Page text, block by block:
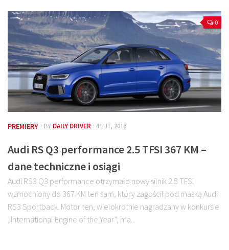
0
PREMIERY · BY DAILY DRIVER · 4 LUT, 2016
Audi RS Q3 performance 2.5 TFSI 367 KM –
dane techniczne i osiągi
Audi RS3 Q3 performance otrzymało nowy silnik 2.5 TFSI
wzmocniony do 367 KM ten sam, który zagościł pod maską Audi
RS3 Sportback. Motor ten, wielokrotnie nagradzany w konkursie
„International Engine of the Year”, ma...